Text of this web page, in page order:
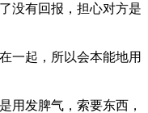
有回报，担心对方是
起，所以会本能地用
发脾气，索要东西，